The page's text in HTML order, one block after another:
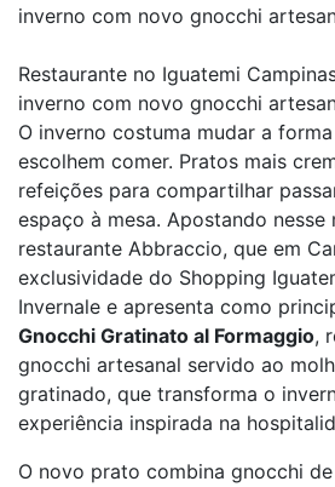
inverno com novo gnocchi
Restaurante no Iguatemi
inverno com novo gnocchi
O inverno costuma mudar a
escolhem comer. Pratos mais
refeições para compartilhar
espaço à mesa. Apostando nesse
restaurante Abbraccio, que em
exclusividade do Shopping
Invernale e apresenta como
Gnocchi Gratinato al Formaggio,
gnocchi artesanal servido ao
gratinado, que transforma o
experiência inspirada na
O novo prato combina gnocchi